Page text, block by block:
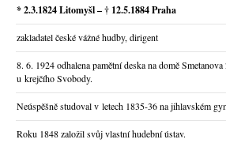
* 2.3.1824 Litomyšl – † 12.5.1884 Praha
zakladatel české vážné hudby, dirigent
8. 6. 1924 odhalena pamětní deska na domě
u krejčího Svobody.
Neúspěšně studoval v letech 1835-36 na jihlavském
Roku 1848 založil svůj vlastní hudební ústav.